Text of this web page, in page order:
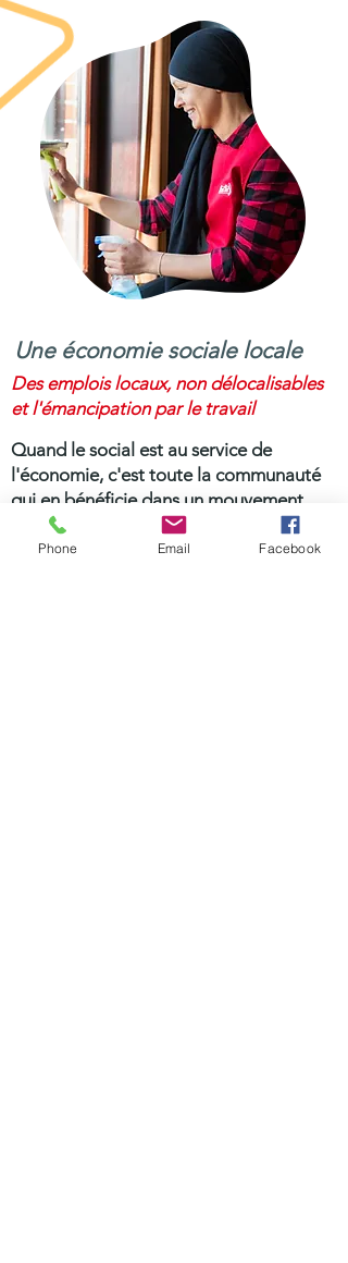
Une économie sociale locale
Des emplois locaux, non délocalisables
et l'émancipation par le travail
Quand le social est au service de
l'économie, c'est toute la communauté
qui en bénéficie dans un mouvement
circulaire vertueux.
Nous offrons un emploi stable et une
Phone Email Facebook